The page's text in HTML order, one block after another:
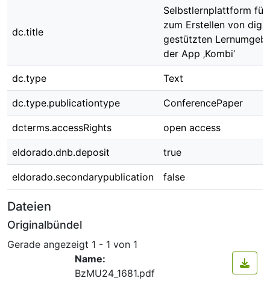
dc.title
Selbstlernplattform für
zum Erstellen von
gestützten
der App ‚Kombi‘
dc.type Text
dc.type.publicationtype ConferencePaper
dcterms.accessRights open access
eldorado.dnb.deposit true
eldorado.secondarypublication false
Dateien
Originalbündel
Gerade angezeigt 1 - 1 von 1
Name:
BzMU24_1681.pdf